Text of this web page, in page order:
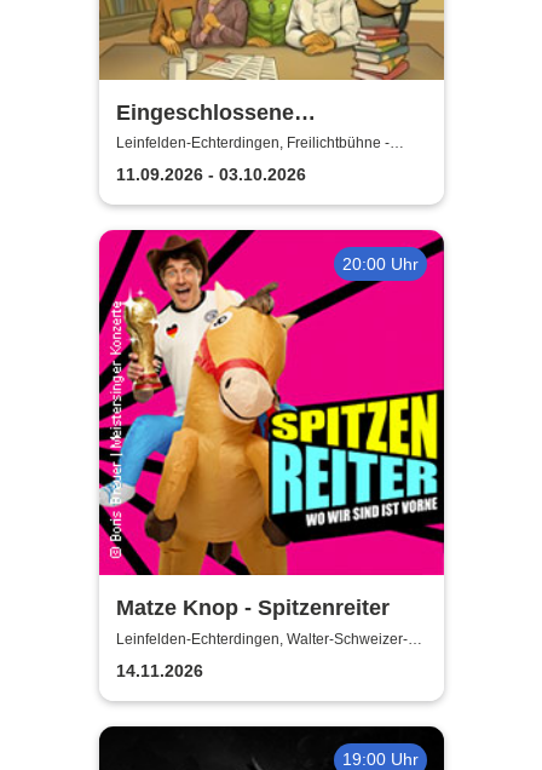
Eingeschlossene
Gesellschaft - Theater unter
den Kuppeln
Leinfelden-Echterdingen, Freilichtbühne -
Theater u. d. Kuppeln
11.09.2026 - 03.10.2026
20:00 Uhr
Matze Knop - Spitzenreiter
Leinfelden-Echterdingen, Walter-Schweizer-
Kulturforum Goldäcker
14.11.2026
19:00 Uhr